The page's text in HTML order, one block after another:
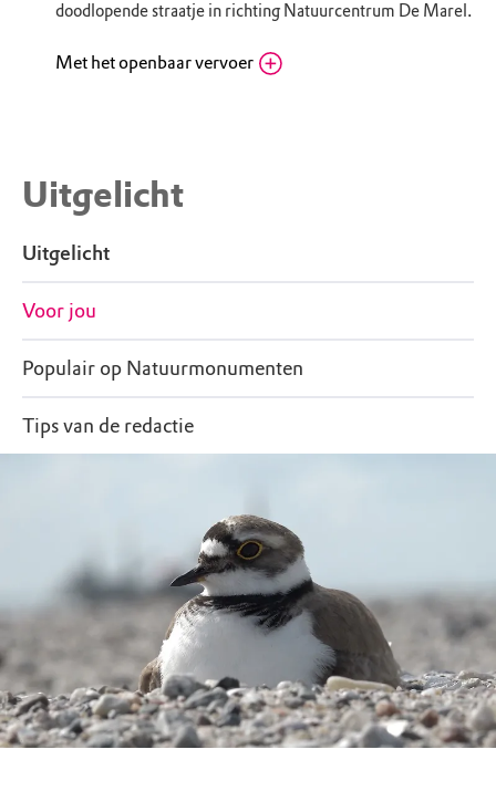
Woensdag
10.00 - 17.00
Donderdag
10.00 - 17.00
doodlopende straatje in richting Natuurcentrum De Marel.
Met het openbaar vervoer
naar Natuurcentrum De Marel. Het
Natuurcentrum heeft een eigen halte, met
minuten vooraf te reserveren via texelhopper.nl
of via 0222 – 784 000
Uitgelicht
Uitgelicht
Voor jou
Populair op Natuurmonumenten
Tips van de redactie